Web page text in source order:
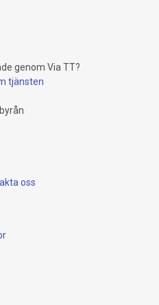
genom Via TT?
tjänsten
oss